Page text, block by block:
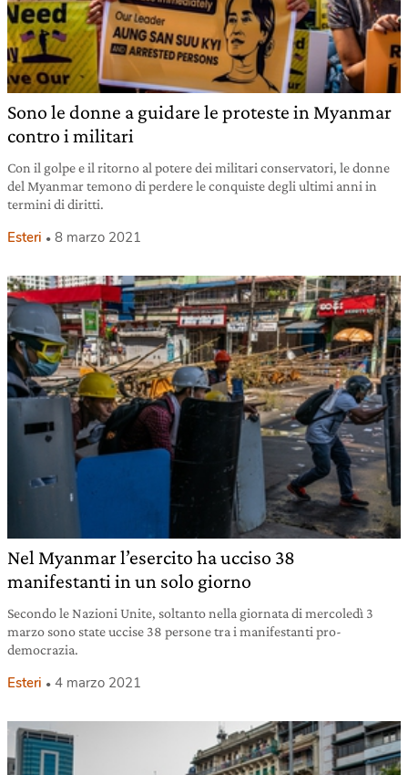
Sono le donne a guidare le proteste in Myanmar
contro i militari
Con il golpe e il ritorno al potere dei militari conservatori, le donne
del Myanmar temono di perdere le conquiste degli ultimi anni in
termini di diritti.
Esteri 8 marzo 2021
Nel Myanmar l’esercito ha ucciso 38
manifestanti in un solo giorno
Secondo le Nazioni Unite, soltanto nella giornata di mercoledì 3
marzo sono state uccise 38 persone tra i manifestanti pro-
democrazia.
Esteri 4 marzo 2021